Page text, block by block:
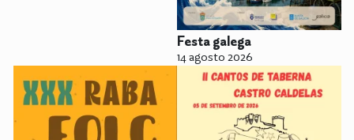
Festa galega
14 agosto 2026